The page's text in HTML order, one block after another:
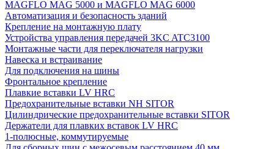
MAGFLO MAG 5000 и MAGFLO MAG 6000
Автоматизация и безопасность зданий
Крепление на монтажную плату
Устройства управления передачей 3KC ATC3100
Монтажные части для переключателя нагрузки
Навеска и встраивание
Для подключения на шины
Фронтальное крепление
Плавкие вставки LV HRC
Предохранительные вставки NH SITOR
Цилиндрические предохранительные вставки SITOR
Держатели для плавких вставок LV HRC
1-полюсные, коммутируемые